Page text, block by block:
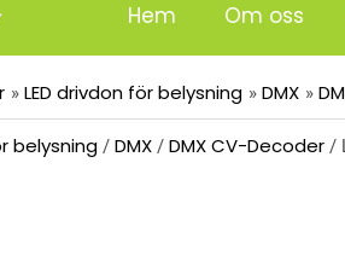
Hem Om oss
LED drivdon för belysning DMX
belysning / DMX / DMX CV-Decoder /